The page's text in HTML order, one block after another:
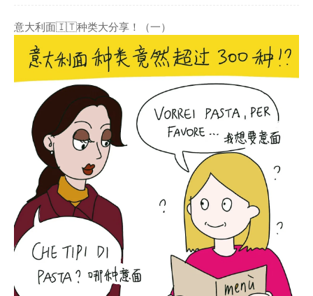
意大利面🇮🇹种类大分享！（一）